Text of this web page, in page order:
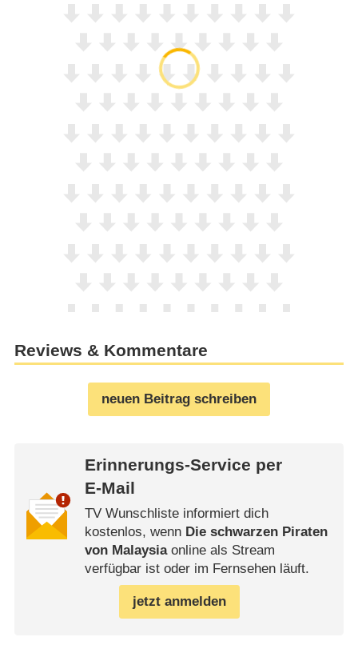
Reviews & Kommentare
neuen Beitrag schreiben
Erinnerungs-Service per
E-Mail
TV Wunschliste informiert dich
kostenlos, wenn Die schwarzen Piraten
von Malaysiaonline als Stream
verfügbar ist oder im Fernsehen läuft.
jetzt anmelden